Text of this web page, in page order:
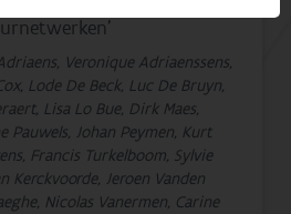
Veronique Adriaenssens,
Lode De Beck, Luc De Bruyn,
Lisa Lo Bue, Dirk Maes,
Pauwels, Johan Peymen, Kurt
Francis Turkelboom, Sylvie
Kerckvoorde, Jeroen Vanden
Nicolas Vanermen, Carine